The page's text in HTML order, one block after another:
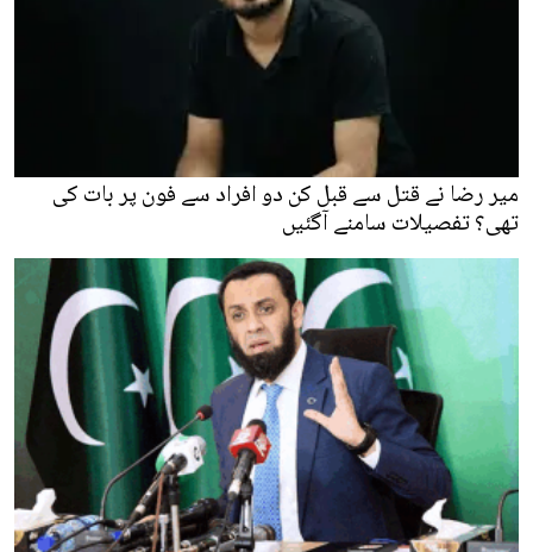
میر رضا نے قتل سے قبل کن دو افراد سے فون پر بات کی
تھی؟ تفصیلات سامنے آگئیں